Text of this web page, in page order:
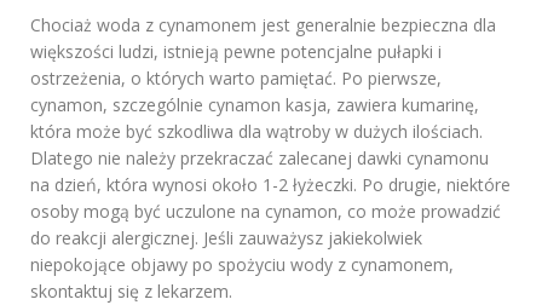
Chociaż woda z cynamonem jest generalnie bezpieczna dla
większości ludzi, istnieją pewne potencjalne pułapki i
ostrzeżenia, o których warto pamiętać. Po pierwsze,
cynamon, szczególnie cynamon kasja, zawiera kumarinę,
która może być szkodliwa dla wątroby w dużych ilościach.
Dlatego nie należy przekraczać zalecanej dawki cynamonu
na dzień, która wynosi około 1-2 łyżeczki. Po drugie, niektóre
osoby mogą być uczulone na cynamon, co może prowadzić
do reakcji alergicznej. Jeśli zauważysz jakiekolwiek
niepokojące objawy po spożyciu wody z cynamonem,
skontaktuj się z lekarzem.